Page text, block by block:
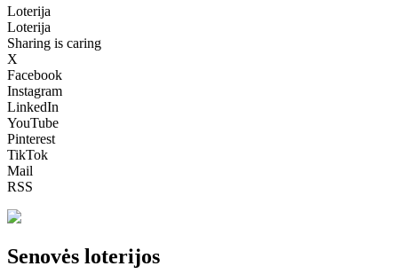
Loterija
Loterija
Sharing is caring
X
Facebook
Instagram
LinkedIn
YouTube
Pinterest
TikTok
Mail
RSS
Senovės loterijos